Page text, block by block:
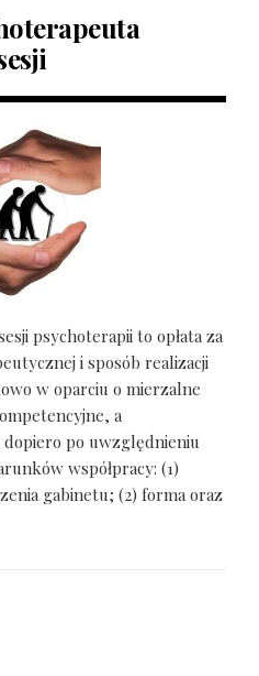
psychoterapii to opłata za
i sposób realizacji
w oparciu o mierzalne
a
po uwzględnieniu
współpracy: (1)
gabinetu; (2) forma oraz